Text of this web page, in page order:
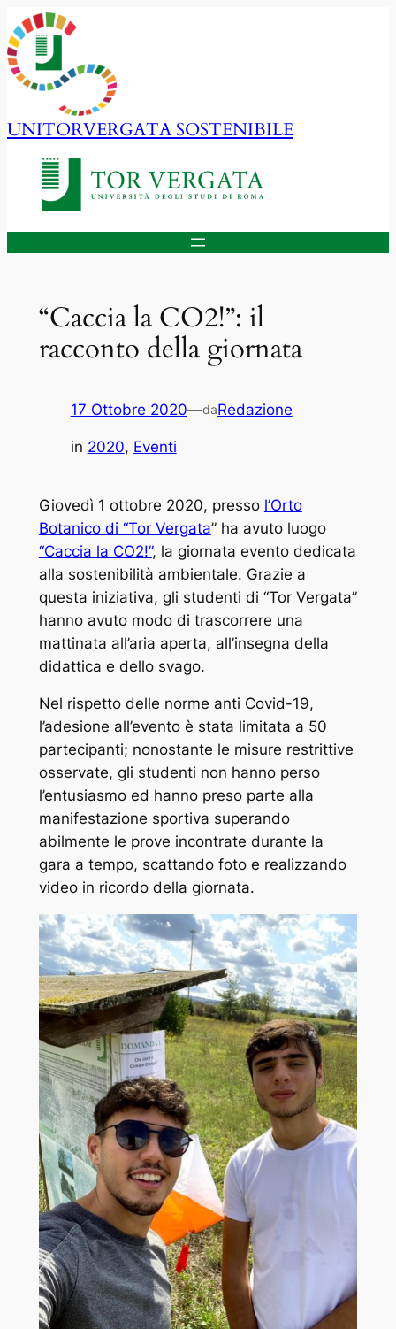
Vai
al
contenuto
UNITORVERGATA SOSTENIBILE
“Caccia la CO2!”: il
racconto della giornata
17 Ottobre 2020—daRedazione
in 2020, Eventi
Giovedì 1 ottobre 2020, presso l’Orto
Botanico di “Tor Vergata” ha avuto luogo
“Caccia la CO2!”, la giornata evento dedicata
alla sostenibilità ambientale. Grazie a
questa iniziativa, gli studenti di “Tor Vergata”
hanno avuto modo di trascorrere una
mattinata all’aria aperta, all’insegna della
didattica e dello svago.
Nel rispetto delle norme anti Covid-19,
l’adesione all’evento è stata limitata a 50
partecipanti; nonostante le misure restrittive
osservate, gli studenti non hanno perso
l’entusiasmo ed hanno preso parte alla
manifestazione sportiva superando
abilmente le prove incontrate durante la
gara a tempo, scattando foto e realizzando
video in ricordo della giornata.